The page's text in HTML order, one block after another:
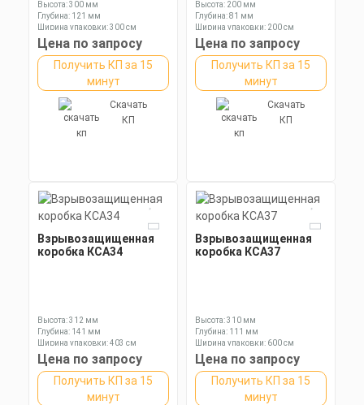
Высота: 300 мм
Глубина: 121 мм
Ширина упаковки: 300 см
Цена по запросу
Получить КП за 15
минут
Скачать
КП
Высота: 200 мм
Глубина: 81 мм
Ширина упаковки: 200 см
Цена по запросу
Получить КП за 15
минут
Скачать
КП
Взрывозащищенная
коробка КСА34
Высота: 312 мм
Глубина: 141 мм
Ширина упаковки: 403 см
Цена по запросу
Получить КП за 15
минут
Взрывозащищенная
коробка КСА37
Высота: 310 мм
Глубина: 111 мм
Ширина упаковки: 600 см
Цена по запросу
Получить КП за 15
минут